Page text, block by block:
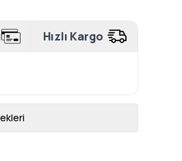
Hızlı Kargo